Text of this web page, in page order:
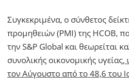
Συγκεκριμένα, ο σύνθετος
προμηθειών (PMI) της HCOB,
την S&P Global και θεωρείται
συνολικής οικονομικής υγείας,
τον Αύγουστο από το 48,6 του